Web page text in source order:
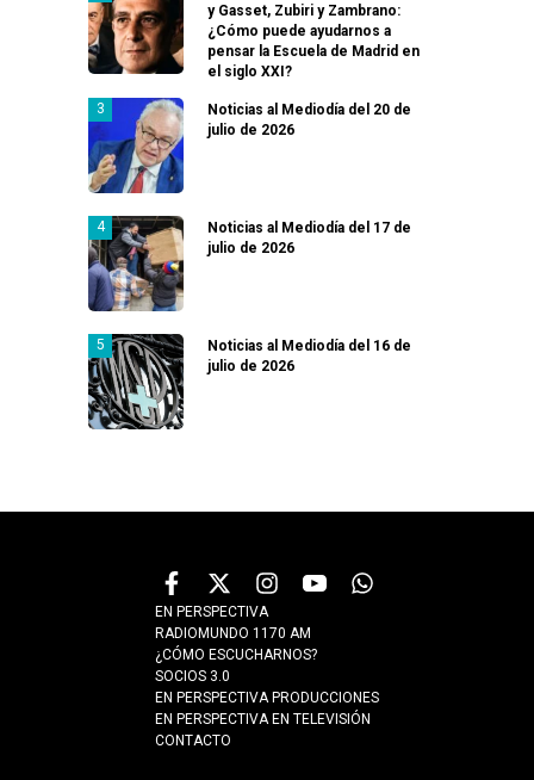
y Gasset, Zubiri y Zambrano:
¿Cómo puede ayudarnos a
pensar la Escuela de Madrid en
el siglo XXI?
Noticias al Mediodía del 20 de
julio de 2026
Noticias al Mediodía del 17 de
julio de 2026
Noticias al Mediodía del 16 de
julio de 2026
EN PERSPECTIVA
RADIOMUNDO 1170 AM
¿CÓMO ESCUCHARNOS?
SOCIOS 3.0
EN PERSPECTIVA PRODUCCIONES
EN PERSPECTIVA EN TELEVISIÓN
CONTACTO